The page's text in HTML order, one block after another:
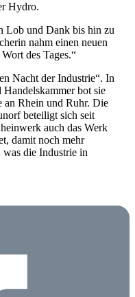
Hydro.
Lob und Dank bis hin zu
nahm einen neuen
des Tages.“
Nacht der Industrie“. In
bot sie
an Rhein und Ruhr. Die
beteiligt sich seit
auch das Werk
damit noch mehr
was die Industrie in